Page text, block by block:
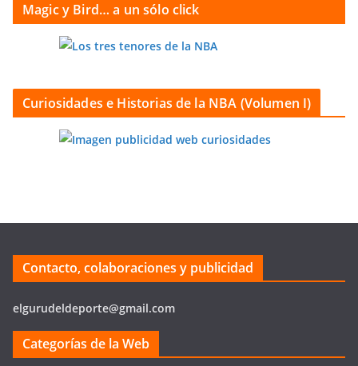
Magic y Bird… a un sólo click
Curiosidades e Historias de la NBA (Volumen I)
Contacto, colaboraciones y publicidad
elgurudeldeporte@gmail.com
Categorías de la Web